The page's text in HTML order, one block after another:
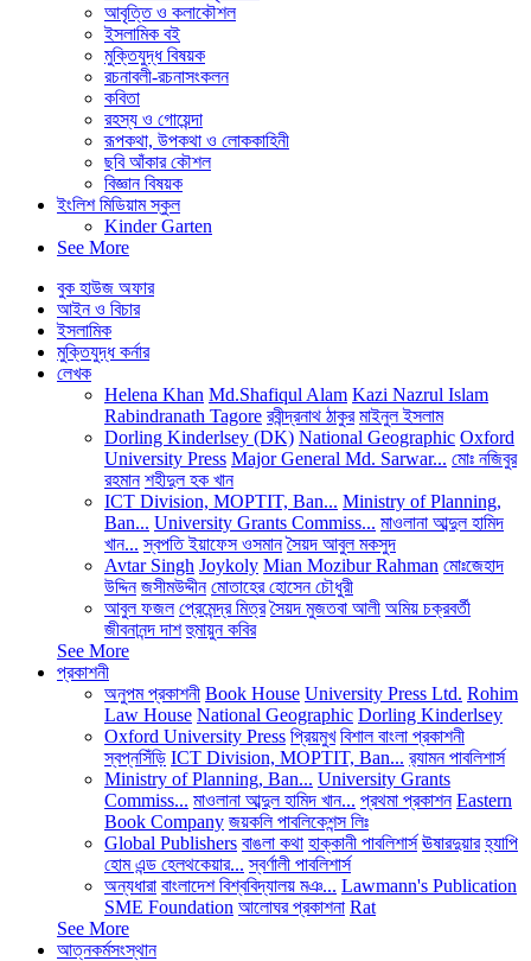
আবৃত্তি ও কলাকৌশল
ইসলামিক বই
মুক্তিযুদ্ধ বিষয়ক
রচনাবলী-রচনাসংকলন
কবিতা
রহস্য ও গোয়েন্দা
রূপকথা, উপকথা ও লোককাহিনী
ছবি আঁকার কৌশল
বিজ্ঞান বিষয়ক
ইংলিশ মিডিয়াম স্কুল
Kinder Garten
See More
বুক হাউজ অফার
আইন ও বিচার
ইসলামিক
মুক্তিযুদ্ধ কর্নার
লেখক
Helena Khan Md.Shafiqul Alam Kazi Nazrul Islam
Rabindranath Tagore রবীন্দ্রনাথ ঠাকুর মাইনুল ইসলাম
Dorling Kinderlsey (DK) National Geographic Oxford
University Press Major General Md. Sarwar... মোঃ নজিবুর
রহমান শহীদুল হক খান
ICT Division, MOPTIT, Ban... Ministry of Planning,
Ban... University Grants Commiss... মাওলানা আব্দুল হামিদ
খান... স্বপতি ইয়াফেস ওসমান সৈয়দ আবুল মকসুদ
Avtar Singh Joykoly Mian Mozibur Rahman মোঃজেহাদ
উদ্দিন জসীমউদ্দীন মোতাহের হোসেন চৌধুরী
আবুল ফজল প্রেমেন্দ্র মিত্র সৈয়দ মুজতবা আলী অমিয় চক্রবর্তী
জীবনানন্দ দাশ হুমায়ুন কবির
See More
প্রকাশনী
অনুপম প্রকাশনী Book House University Press Ltd. Rohim
Law House National Geographic Dorling Kinderlsey
Oxford University Press প্রিয়মুখ বিশাল বাংলা প্রকাশনী
স্বপ্নসিঁড়ি ICT Division, MOPTIT, Ban... র‍্যামন পাবলিশার্স
Ministry of Planning, Ban... University Grants
Commiss... মাওলানা আব্দুল হামিদ খান... প্রথমা প্রকাশন Eastern
Book Company জয়কলি পাবলিকেশন্স লিঃ
Global Publishers বাঙলা কথা হাক্কানী পাবলিশার্স ঊষারদুয়ার হ্যাপি
হোম এন্ড হেলথকেয়ার... স্বর্ণালী পাবলিশার্স
অন্যধারা বাংলাদেশ বিশ্ববিদ্যালয় মঞ... Lawmann's Publication
SME Foundation আলোঘর প্রকাশনা Rat
See More
আত্নকর্মসংস্থান